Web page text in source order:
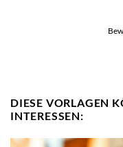
DIESE VORLAGEN
INTERESSEN: